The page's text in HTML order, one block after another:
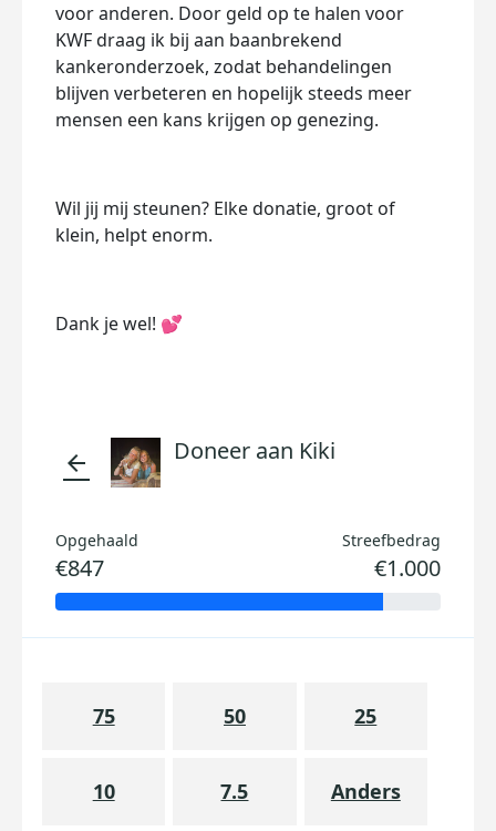
voor anderen. Door geld op te halen voor
KWF draag ik bij aan baanbrekend
kankeronderzoek, zodat behandelingen
blijven verbeteren en hopelijk steeds meer
mensen een kans krijgen op genezing.
Wil jij mij steunen? Elke donatie, groot of
klein, helpt enorm.
Dank je wel! 💕
arrow_back Doneer aan Kiki
Opgehaald
€847
Streefbedrag
€1.000
75 50 25
10 7.5 Anders